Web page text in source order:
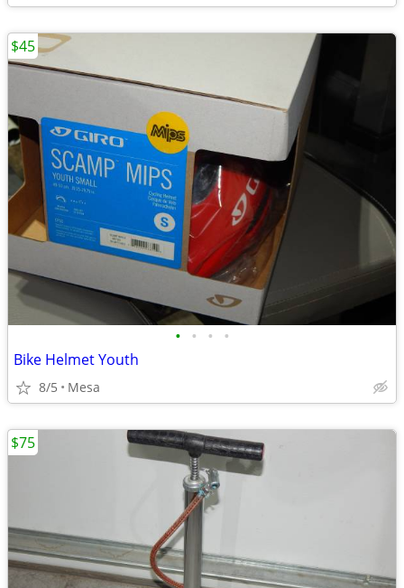
• • • •
Bike Helmet Youth
8/5 Mesa
$45
$75